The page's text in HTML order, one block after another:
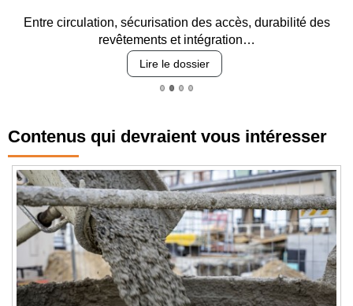
Entre circulation, sécurisation des accès, durabilité des
revêtements et intégration…
Lire le dossier
Contenus qui devraient vous intéresser